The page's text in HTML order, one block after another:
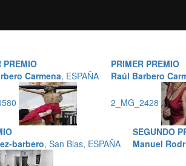
PREMIO
Carmena, ESPAÑA
PRIMER PREMIO
Raúl Barbero
2_MG_2428
barbero, San Blas, ESPAÑA
SEGUNDO
Manuel